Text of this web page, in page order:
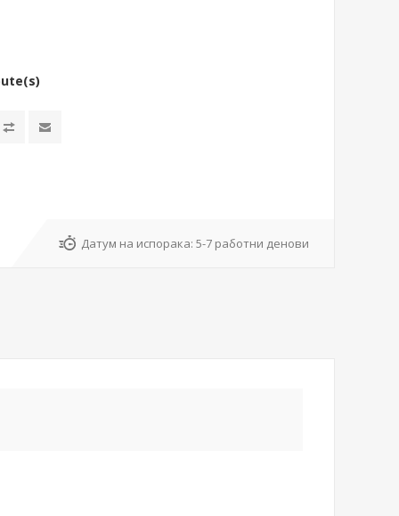
Датум на испорака: 5-7 работни денови